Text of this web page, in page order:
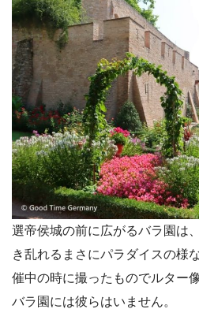
選帝侯城の前に広がるバラ園は
き乱れるまさにパラダイスの様
催中の時に撮ったものでルター
バラ園には彼らはいません。